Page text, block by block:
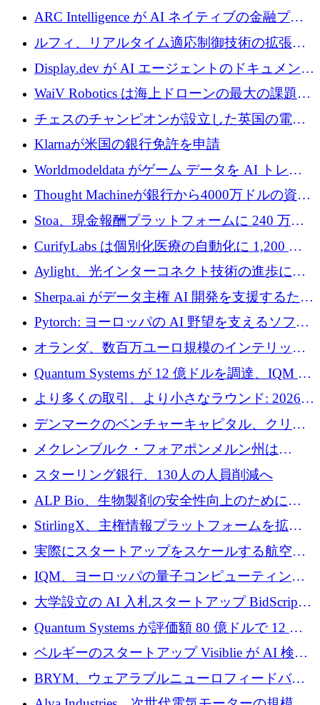
めに5,500万ドルを確保
ARC Intelligence が AI ネイティブの金融プラ
ットフォームを拡大するために 400 万ユーロ
ルフィ、リアルタイム適応制御技術の拡張に
810万ポンドを確保
Display.dev が AI エージェントのドキュメント
コラボレーションを強化するために 47 万ユー
WaiV Robotics は海上ドローンの最大の課題の
1 つをどのように解決しているか
チェスのチャンピオンが設立した英国の電池
材料スタートアップ TaiSan が 465 万ポンドを
Klarnaが米国の銀行免許を申請
Worldmodeldata がゲーム データを AI トレー
ニングに変えるために 700 万ポンドを獲得
Thought Machineが銀行から4000万ドルの資金
調達、年間収益1億ドルを突破
Stoa、現金報酬プラットフォームに 240 万ド
ルを確保
CurifyLabs は個別化医療の自動化に 1,200 万
ユーロを寄付
Aylight、光インターコネクト技術の進歩に向
けて450万ユーロのプレシードラウンドを終了
Sherpa.ai がデータ主権 AI 開発を支援するため
に 1,800 万ドルを調達
Pytorch: ヨーロッパの AI 野望を支えるソフト
ウェア層
オランダ、数百万ユーロ規模のインテリック
との提携で軍用ドローンにソフトウェアファ
ースト戦略を採用
Quantum Systems が 12 億ドルを調達、IQM が
米国の主要取引所で初の欧州量子企業とな
る、6 月に欧州のスタートアップ資金調達
より多くの取引、より小さなラウンド: 2026
年 6 月に欧州のスタートアップ資金調達
デンマークのベンチャーキャピタル、クリメ
ンタム・キャピタルが気候変動対策ハードウ
ェア投資として初回クローズで6,000万ユーロ
を確保
メクレンブルク・フォアポンメルン州は
Nextcloud を州全体に展開し、オープンソース
戦略を拡大
スターリング銀行、130人の人員削減へ
ALP Bio、生物製剤の安全性向上のために
Venture Kick から 16 万 1,000 ユーロを調達
StirlingX、主権情報プラットフォームを拡張
するためにシリーズ A で 2,000 万ドルを確保
実際にスタートアップをスケールする航空イ
ノベーション モデルを学ぶ
IQM、ヨーロッパの量子コンピューティング
企業として初めて米国の主要取引所に上場
大学設立の AI 入札スタートアップ BidScript
がプレシード資金総額 100 万ドルを突破
Quantum Systems が評価額 80 億ドルで 12 億
ドルを調達
ベルギーのスタートアップ Visiblie が AI 検索
の可視化のために 50 万ユーロを調達
BRYM、ウェアラブルニューロフィードバッ
クプラットフォームの開発に65万ユーロを確